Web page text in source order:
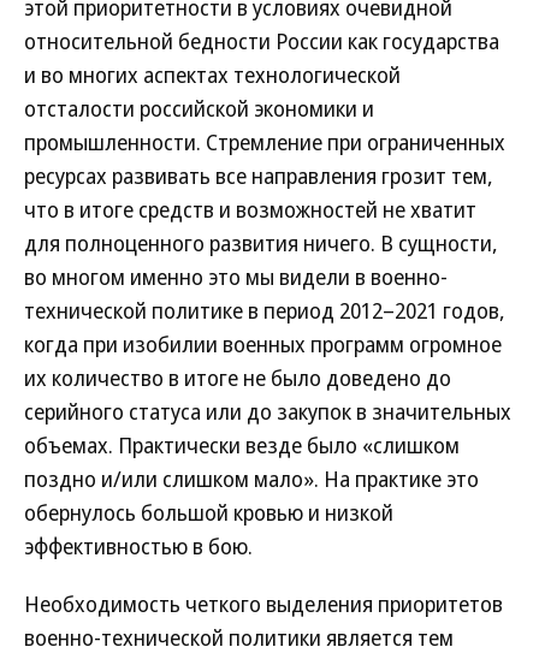
этой приоритетности в условиях очевидной
относительной бедности России как государства
и во многих аспектах технологической
отсталости российской экономики и
промышленности. Стремление при ограниченных
ресурсах развивать все направления грозит тем,
что в итоге средств и возможностей не хватит
для полноценного развития ничего. В сущности,
во многом именно это мы видели в военно-
технической политике в период 2012–2021 годов,
когда при изобилии военных программ огромное
их количество в итоге не было доведено до
серийного статуса или до закупок в значительных
объемах. Практически везде было «слишком
поздно и/или слишком мало». На практике это
обернулось большой кровью и низкой
эффективностью в бою.
Необходимость четкого выделения приоритетов
военно-технической политики является тем